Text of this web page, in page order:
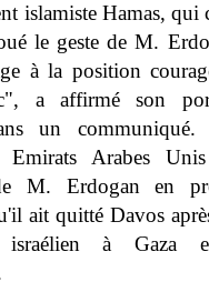
islamiste Hamas, qui
le geste de M.
à la position
a affirmé son
un
Emirats Arabes
M. Erdogan en
ait quitté Davos
israélien à Gaza